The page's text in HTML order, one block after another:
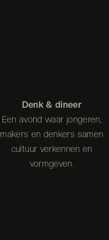
Denk & dineer
Een avond waar jongeren,
makers en denkers samen
cultuur verkennen en
vormgeven.